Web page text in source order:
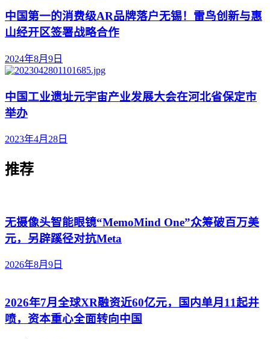
中国第一的消费级AR品牌落户无锡！雷鸟创新与惠
山经开区签署战略合作
2024年8月9日
中国工业遗址元宇宙产业发展大会在河北省保定市
举办
2023年4月28日
推荐
无摄像头智能眼镜“MemoMind One”众筹破百万美
元，另辟蹊径对抗Meta
2026年8月9日
2026年7月全球XR融资近60亿元，国内单月11起井
喷，资本重心全面转向中国